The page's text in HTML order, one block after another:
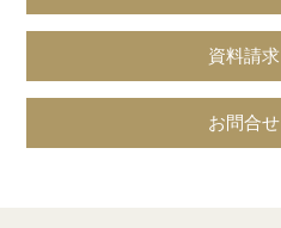
資料請求
お問合せ